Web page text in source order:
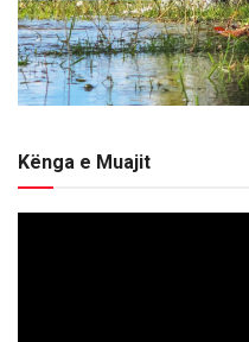
Kënga e Muajit